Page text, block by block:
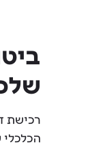
רכישת